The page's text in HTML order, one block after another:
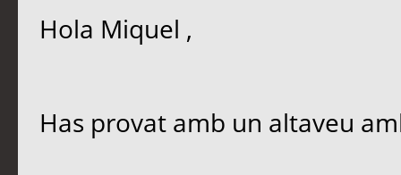
Hola Miquel ,
Has provat amb un altaveu